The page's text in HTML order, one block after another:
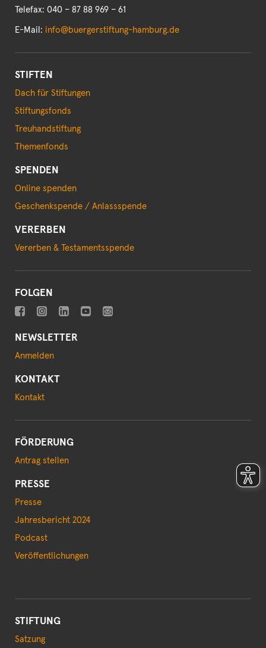
Telefax: 040 – 87 88 969 – 61
E-Mail: info@buergerstiftung-hamburg.de
STIFTEN
Dach für Stiftungen
Stiftungsfonds
Treuhandstiftung
Themenfonds
SPENDEN
Online spenden
Geschenkspende / Anlassspende
VERERBEN
Vererben & Testamentsspende
FOLGEN
NEWSLETTER
Anmelden
KONTAKT
Kontakt
FÖRDERUNG
Antrag stellen
PRESSE
Presse
Jahresbericht 2024
Podcast
Veröffentlichungen
STIFTUNG
Satzung